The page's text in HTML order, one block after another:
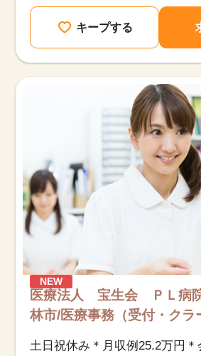
キープする
NEW
医療法人 宝生会 ＰＬ病
林市/医療事務（受付・クラ
土日祝休み＊月収例25.2万円